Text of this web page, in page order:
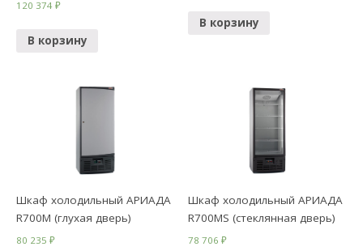
120 374₽
В корзину
В корзину
Шкаф холодильный АРИАДА
R700M (глухая дверь)
80 235₽
Шкаф холодильный АРИАДА
R700MS (стеклянная дверь)
78 706₽